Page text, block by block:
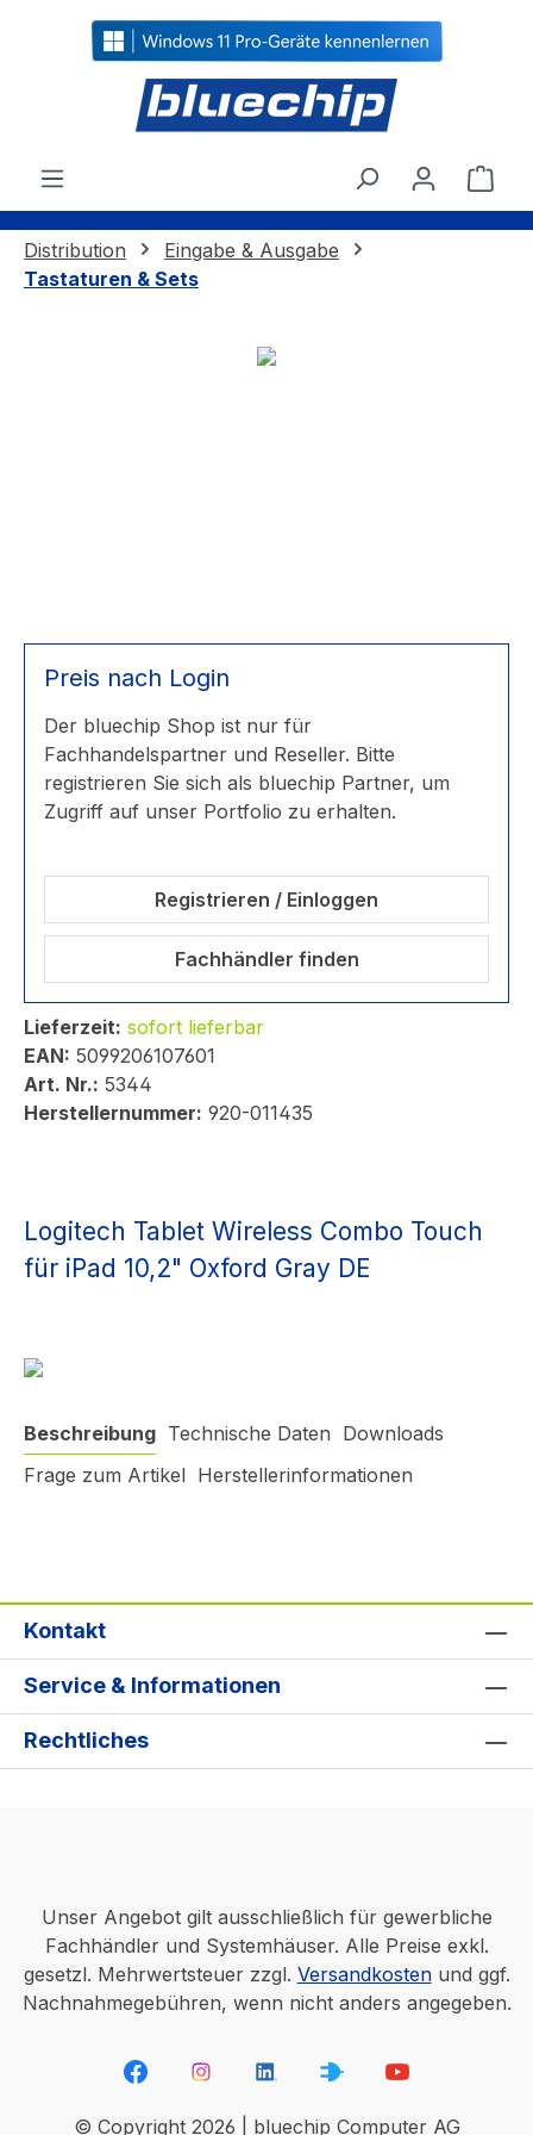
springen
Distribution
Eingabe & Ausgabe
Tastaturen & Sets
Bildergalerie überspringen
Preis nach Login
Der bluechip Shop ist nur für
Fachhandelspartner und Reseller. Bitte
registrieren Sie sich als bluechip Partner, um
Zugriff auf unser Portfolio zu erhalten.
Registrieren / Einloggen
Fachhändler finden
Lieferzeit: sofort lieferbar
EAN: 5099206107601
Art. Nr.: 5344
Herstellernummer: 920-011435
Logitech Tablet Wireless Combo Touch
für iPad 10,2" Oxford Gray DE
Beschreibung Technische Daten Downloads
Frage zum Artikel Herstellerinformationen
Kontakt
Service & Informationen
Rechtliches
Unser Angebot gilt ausschließlich für gewerbliche
Fachhändler und Systemhäuser. Alle Preise exkl.
gesetzl. Mehrwertsteuer zzgl. Versandkostenund ggf.
Nachnahmegebühren, wenn nicht anders angegeben.
© Copyright 2026 | bluechip Computer AG